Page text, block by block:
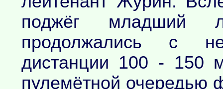
поджёг младший
продолжались с
дистанции 100 - 150
пулемётной очередью